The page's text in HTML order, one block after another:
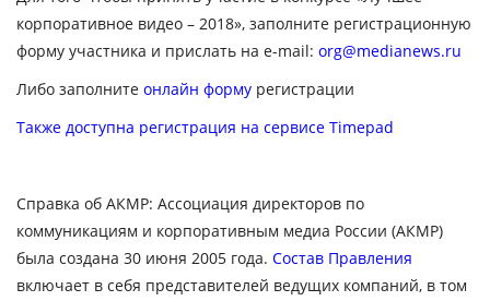
корпоративное видео – 2018», заполните регистрационную
форму участника и прислать на e-mail: org@medianews.ru
Либо заполните онлайн форму регистрации
Также доступна регистрация на сервисе Timepad
Справка об АКМР: Ассоциация директоров по
коммуникациям и корпоративным медиа России (АКМР)
была создана 30 июня 2005 года. Состав Правления
включает в себя представителей ведущих компаний, в том